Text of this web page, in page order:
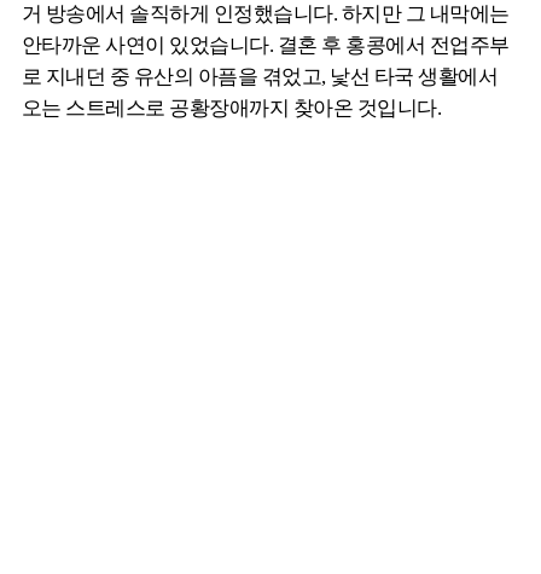
거 방송에서 솔직하게 인정했습니다. 하지만 그 내막에는
안타까운 사연이 있었습니다. 결혼 후 홍콩에서 전업주부
로 지내던 중 유산의 아픔을 겪었고, 낯선 타국 생활에서
오는 스트레스로 공황장애까지 찾아온 것입니다.